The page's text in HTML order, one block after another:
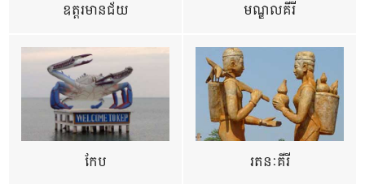
ឧត្ដរមានជ័យ មណ្ឌលគីរី
កែប រតនៈគីរី